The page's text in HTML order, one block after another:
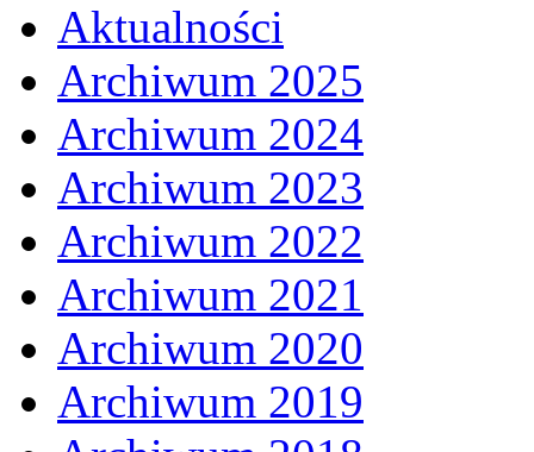
Aktualności
Archiwum 2025
Archiwum 2024
Archiwum 2023
Archiwum 2022
Archiwum 2021
Archiwum 2020
Archiwum 2019